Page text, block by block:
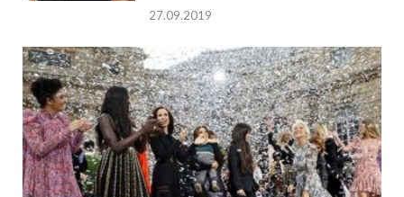
27.09.2019